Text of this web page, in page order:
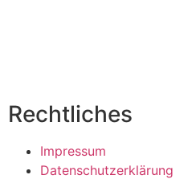
Rechtliches
Impressum
Datenschutzerklärung